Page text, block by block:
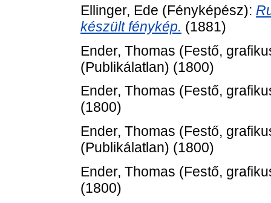
Ellinger, Ede (Fényképész):
készült fénykép. (1881)
Ender, Thomas (Festő,
(Publikálatlan) (1800)
Ender, Thomas (Festő,
(1800)
Ender, Thomas (Festő,
(Publikálatlan) (1800)
Ender, Thomas (Festő,
(1800)